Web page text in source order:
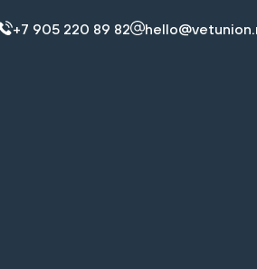
+7 905 220 89 82